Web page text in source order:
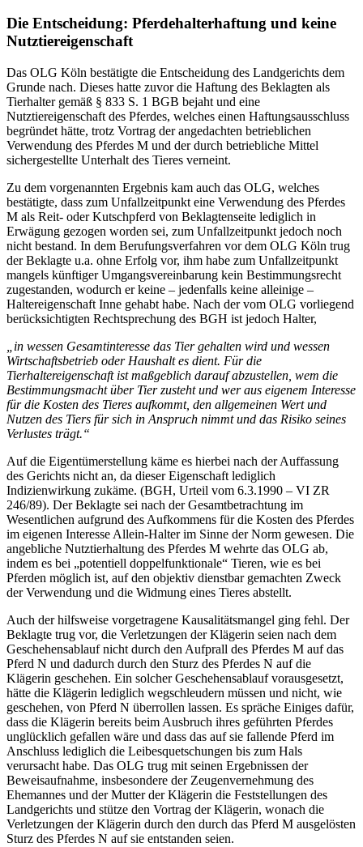
Die Entscheidung: Pferdehalterhaftung und keine
Nutztiereigenschaft
Das OLG Köln bestätigte die Entscheidung des Landgerichts dem
Grunde nach. Dieses hatte zuvor die Haftung des Beklagten als
Tierhalter gemäß § 833 S. 1 BGB bejaht und eine
Nutztiereigenschaft des Pferdes, welches einen Haftungsausschluss
begründet hätte, trotz Vortrag der angedachten betrieblichen
Verwendung des Pferdes M und der durch betriebliche Mittel
sichergestellte Unterhalt des Tieres verneint.
Zu dem vorgenannten Ergebnis kam auch das OLG, welches
bestätigte, dass zum Unfallzeitpunkt eine Verwendung des Pferdes
M als Reit- oder Kutschpferd von Beklagtenseite lediglich in
Erwägung gezogen worden sei, zum Unfallzeitpunkt jedoch noch
nicht bestand. In dem Berufungsverfahren vor dem OLG Köln trug
der Beklagte u.a. ohne Erfolg vor, ihm habe zum Unfallzeitpunkt
mangels künftiger Umgangsvereinbarung kein Bestimmungsrecht
zugestanden, wodurch er keine – jedenfalls keine alleinige –
Haltereigenschaft Inne gehabt habe. Nach der vom OLG vorliegend
berücksichtigten Rechtsprechung des BGH ist jedoch Halter,
„in wessen Gesamtinteresse das Tier gehalten wird und wessen
Wirtschaftsbetrieb oder Haushalt es dient. Für die
Tierhaltereigenschaft ist maßgeblich darauf abzustellen, wem die
Bestimmungsmacht über Tier zusteht und wer aus eigenem Interesse
für die Kosten des Tieres aufkommt, den allgemeinen Wert und
Nutzen des Tiers für sich in Anspruch nimmt und das Risiko seines
Verlustes trägt.“
Auf die Eigentümerstellung käme es hierbei nach der Auffassung
des Gerichts nicht an, da dieser Eigenschaft lediglich
Indizienwirkung zukäme. (BGH, Urteil vom 6.3.1990 – VI ZR
246/89). Der Beklagte sei nach der Gesamtbetrachtung im
Wesentlichen aufgrund des Aufkommens für die Kosten des Pferdes
im eigenen Interesse Allein-Halter im Sinne der Norm gewesen. Die
angebliche Nutztierhaltung des Pferdes M wehrte das OLG ab,
indem es bei „potentiell doppelfunktionale“ Tieren, wie es bei
Pferden möglich ist, auf den objektiv dienstbar gemachten Zweck
der Verwendung und die Widmung eines Tieres abstellt.
Auch der hilfsweise vorgetragene Kausalitätsmangel ging fehl. Der
Beklagte trug vor, die Verletzungen der Klägerin seien nach dem
Geschehensablauf nicht durch den Aufprall des Pferdes M auf das
Pferd N und dadurch durch den Sturz des Pferdes N auf die
Klägerin geschehen. Ein solcher Geschehensablauf vorausgesetzt,
hätte die Klägerin lediglich wegschleudern müssen und nicht, wie
geschehen, von Pferd N überrollen lassen. Es spräche Einiges dafür,
dass die Klägerin bereits beim Ausbruch ihres geführten Pferdes
unglücklich gefallen wäre und dass das auf sie fallende Pferd im
Anschluss lediglich die Leibesquetschungen bis zum Hals
verursacht habe. Das OLG trug mit seinen Ergebnissen der
Beweisaufnahme, insbesondere der Zeugenvernehmung des
Ehemannes und der Mutter der Klägerin die Feststellungen des
Landgerichts und stütze den Vortrag der Klägerin, wonach die
Verletzungen der Klägerin durch den durch das Pferd M ausgelösten
Sturz des Pferdes N auf sie entstanden seien.